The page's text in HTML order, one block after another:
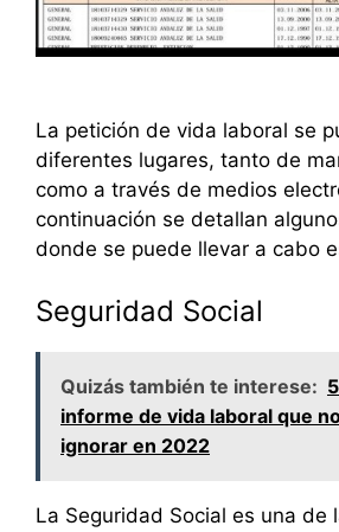
La petición de vida laboral se
diferentes lugares, tanto de
como a través de medios
continuación se detallan
donde se puede llevar a cabo
Seguridad Social
Quizás también te interese:
informe de vida laboral que
ignorar en 2022
La Seguridad Social es una de